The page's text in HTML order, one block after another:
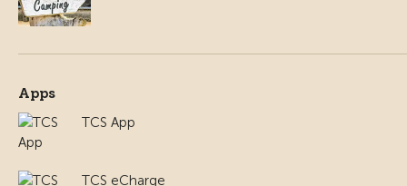
Apps
TCS App
TCS eCharge